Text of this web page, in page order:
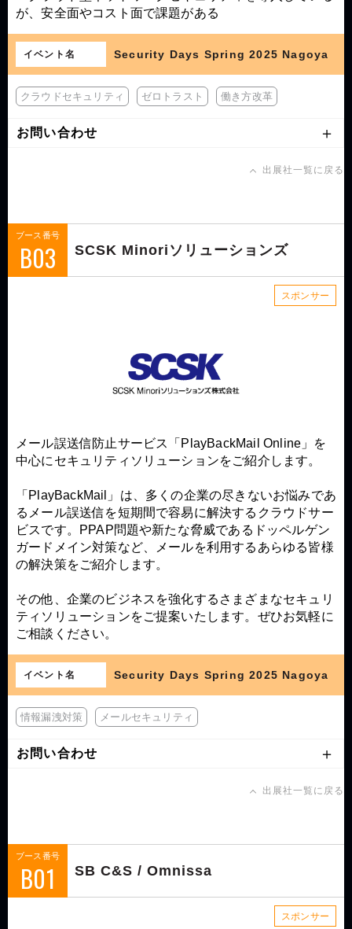
が、安全面やコスト面で課題がある
イベント名 Security Days Spring 2025 Nagoya
クラウドセキュリティ ゼロトラスト 働き方改革
お問い合わせ
出展社一覧に戻る
ブース番号
B03 SCSK Minoriソリューションズ
スポンサー
メール誤送信防止サービス「PlayBackMail Online」を
中心にセキュリティソリューションをご紹介します。
「PlayBackMail」は、多くの企業の尽きないお悩みであ
るメール誤送信を短期間で容易に解決するクラウドサー
ビスです。PPAP問題や新たな脅威であるドッペルゲン
ガードメイン対策など、メールを利用するあらゆる皆様
の解決策をご紹介します。
その他、企業のビジネスを強化するさまざまなセキュリ
ティソリューションをご提案いたします。ぜひお気軽に
ご相談ください。
イベント名 Security Days Spring 2025 Nagoya
情報漏洩対策 メールセキュリティ
お問い合わせ
出展社一覧に戻る
ブース番号
B01 SB C&S / Omnissa
スポンサー